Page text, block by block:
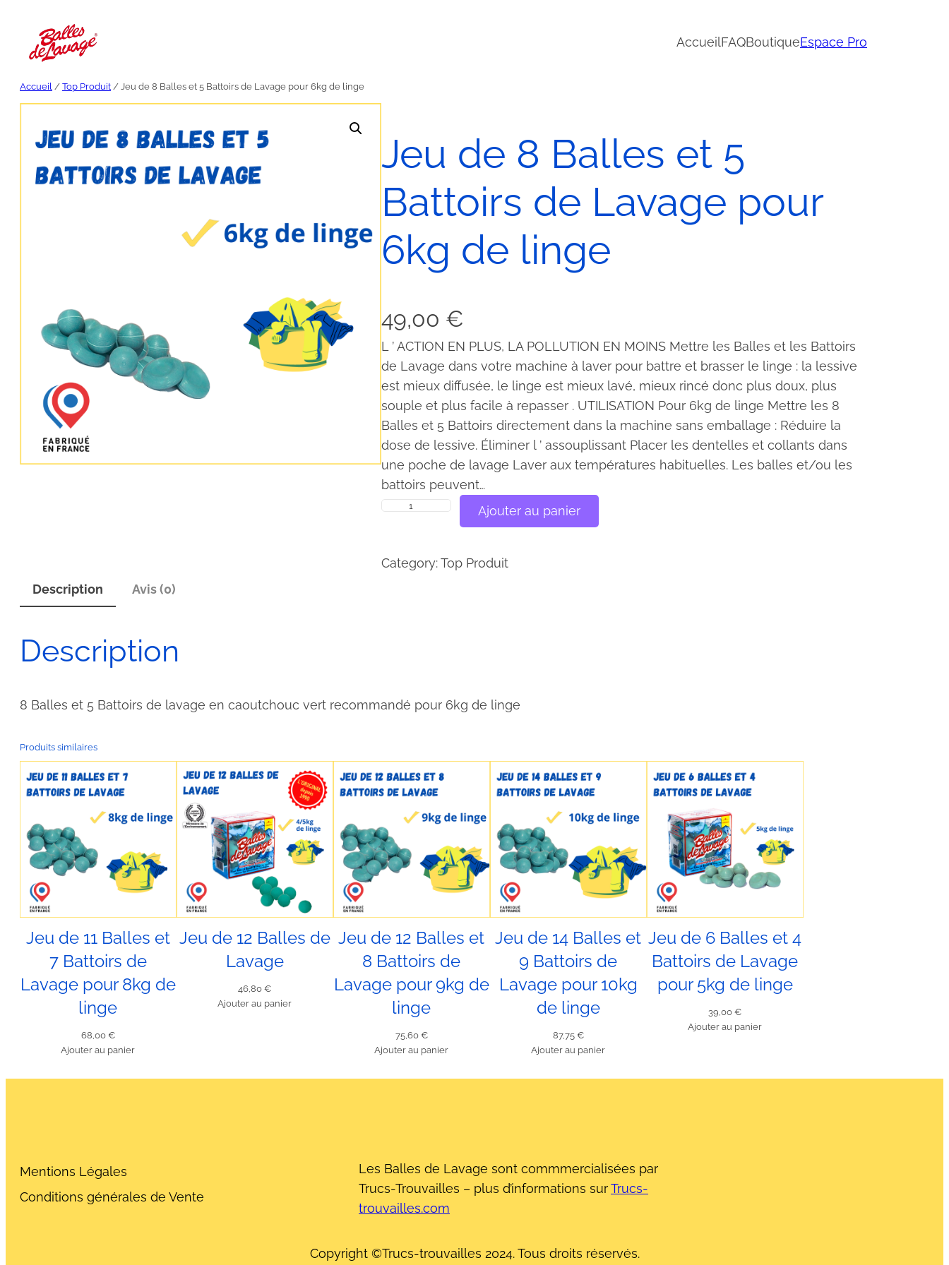
contenu
AccueilFAQBoutiqueEspace Pro
Accueil /Top Produit / Jeu de 8 Balles et 5 Battoirs de Lavage pour 6kg de linge
Jeu de 8 Balles et 5
Battoirs de Lavage pour
6kg de linge
49,00 €
L ’ ACTION EN PLUS, LA POLLUTION EN MOINS Mettre les Balles et les Battoirs
de Lavage dans votre machine à laver pour battre et brasser le linge : la lessive
est mieux diffusée, le linge est mieux lavé, mieux rincé donc plus doux, plus
souple et plus facile à repasser . UTILISATION Pour 6kg de linge Mettre les 8
Balles et 5 Battoirs directement dans la machine sans emballage : Réduire la
dose de lessive. Éliminer l ’ assouplissant Placer les dentelles et collants dans
une poche de lavage Laver aux températures habituelles. Les balles et/ou les
battoirs peuvent…
q
n
J
d
e
8
a
l
s
e
t
5
t
o
e
L
a
a
Ajouter au panier
Category:Top Produit
Description
Avis (0)
Description
8 Balles et 5 Battoirs de lavage en caoutchouc vert recommandé pour 6kg de linge
Produits similaires
Jeu de 11 Balles et
7 Battoirs de
Lavage pour 8kg de
linge
68,00€
Ajouter au panier
Jeu de 12 Balles de
Lavage
46,80€
Ajouter au panier
Jeu de 12 Balles et
8 Battoirs de
Lavage pour 9kg de
linge
75,60€
Ajouter au panier
Jeu de 14 Balles et
9 Battoirs de
Lavage pour 10kg
de linge
87,75€
Ajouter au panier
Jeu de 6 Balles et 4
Battoirs de Lavage
pour 5kg de linge
39,00€
Ajouter au panier
Mentions Légales
Conditions générales de Vente
Les Balles de Lavage sont commmercialisées par
Trucs-Trouvailles – plus d’informations surTrucs-
trouvailles.com
Copyright ©Trucs-trouvailles 2024. Tous droits réservés.